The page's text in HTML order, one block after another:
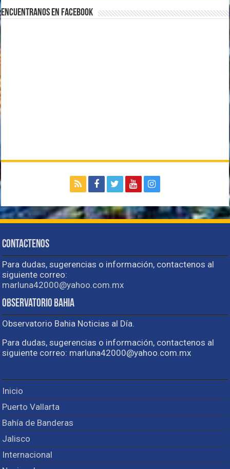
Encuentranos en Facebook
Contactenos
Para dudas, sugerencias o información, contactenos al
siguiente correo:
marluna42000@yahoo.com.mx
Observatorio Bahia
Observatorio Bahia Noticias al Día.
Para dudas, sugerencias o información, contactenos al
siguiente correo: marluna42000@yahoo.com.mx
Inicio
Puerto Vallarta
Bahía de Banderas
Jalisco
Internacional